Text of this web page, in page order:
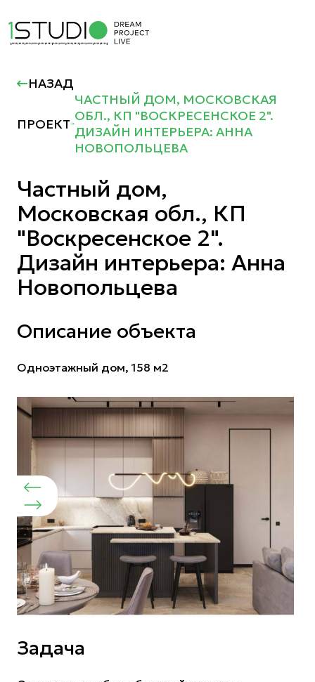
НАЗАД
ПРОЕКТ
ЧАСТНЫЙ ДОМ, МОСКОВСКАЯ
ОБЛ., КП "ВОСКРЕСЕНСКОЕ 2".
ДИЗАЙН ИНТЕРЬЕРА: АННА
НОВОПОЛЬЦЕВА
Частный дом,
Московская обл., КП
"Воскресенское 2".
Дизайн интерьера: Анна
Новопольцева
Описание объекта
Одноэтажный дом, 158 м2
Задача